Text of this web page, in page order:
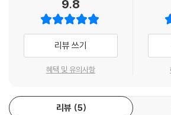
3.6 OS 학습을 마치며
CHAPTER 4 FPGA: 원하는 대로 디자인하는
4.1 들어가며
4.3 PLD
논리 게이트
어떻게 하면 행복하게 엔지니어로서 살아갈 수
기한다. 생뚱맞은 에세이 같지만, 의외로 잘 어
같은 부록이다.
“결국 이렇게 맛이 좋은 시스템을 만들기 위해
소프트웨어의 기본 개념을 이해하고, 서로의 연
죠. 이 책은 바로 이러한 점에 초점을 두고 있습
9.8
리뷰 쓰기
혜택 및 유의사항
리뷰 5